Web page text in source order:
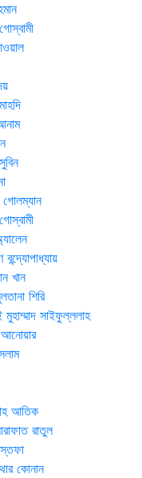
গোলম্যান
খান
শিরি
সাইফুল্ললাহ
আনোয়ার
আতিক
রাতুল
কোনান